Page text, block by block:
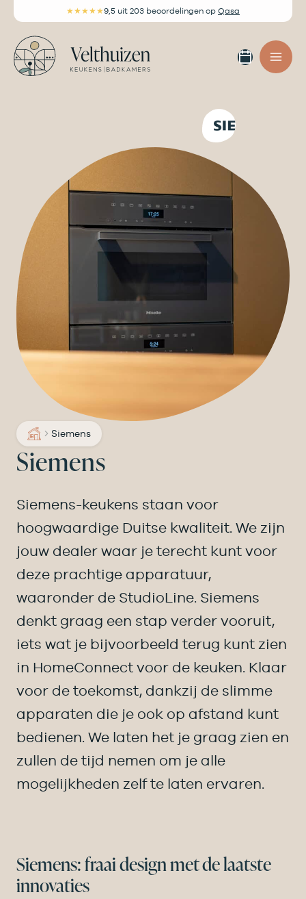
inhoud
★★★★★9,5 uit 203 beoordelingen op Qasa
maken
Siemens
Siemens
Siemens-keukens staan voor
hoogwaardige Duitse kwaliteit. We zijn
jouw dealer waar je terecht kunt voor
deze prachtige apparatuur,
waaronder de StudioLine. Siemens
denkt graag een stap verder vooruit,
iets wat je bijvoorbeeld terug kunt zien
in HomeConnect voor de keuken. Klaar
voor de toekomst, dankzij de slimme
apparaten die je ook op afstand kunt
bedienen. We laten het je graag zien en
zullen de tijd nemen om je alle
mogelijkheden zelf te laten ervaren.
Siemens: fraai design met de laatste
innovaties